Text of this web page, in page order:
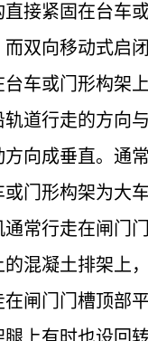
接紧固在台车
双向移动式启
台车或门形构架
道行走的方向与
向成垂直。通
门形构架为大
常行走在闸门
的混凝土排架上
闸门门槽顶部平